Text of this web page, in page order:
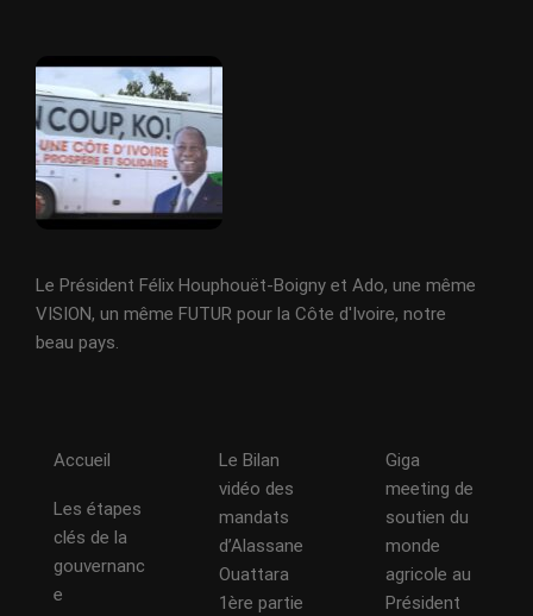
Le Président Félix Houphouët-Boigny et Ado, une même
VISION, un même FUTUR pour la Côte d'Ivoire, notre
beau pays.
Accueil
Les étapes
clés de la
gouvernanc
e
Le Bilan
vidéo des
mandats
d’Alassane
Ouattara
1ère partie
Giga
meeting de
soutien du
monde
agricole au
Président